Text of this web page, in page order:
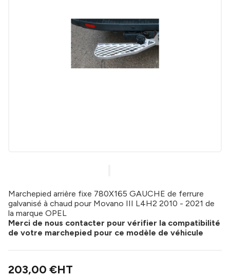
Marchepied arrière fixe 780X165 GAUCHE de ferrure
galvanisé à chaud pour Movano III L4H2 2010 - 2021 de
la marque OPEL
Merci de nous contacter pour vérifier la compatibilité
de votre marchepied pour ce modèle de véhicule
203,00 €HT